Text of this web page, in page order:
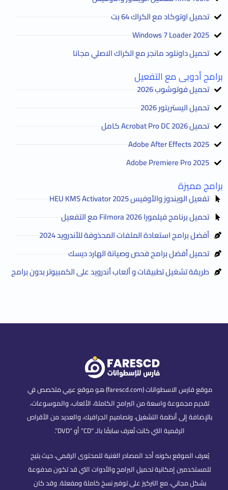
تحميل اوتوكاد مع الكراك 64 بت
2025 Windows 7 Loader
تحميل داونلود مانجر مع الكراك الاصلي مجانا
برامج أدوبى مع التفعيل
تحميل فوتوشوب 2026
تحميل اليستريتور 2026
تحميل Acrobat Pro DC 2026 كامل
Adobe After Effects 2025
Adobe Premiere Pro 2025
برامج مميزة
تفعيل الويندوز والأوفيس HEU KMS Activator 2025
تحميل برنامج فيلمورا Filmora 2026 مع التفعيل
أفضل برامج استعادة الملفات المحذوفة للأندرويد 2024
تحميل أفضل برامج فحص وصيانة الهارد ديسك
طريقة تشغيل تطبيقات و ألعاب أندرويد على الكمبيوتر بدون برامج
موقع فارس الاسطوانات (farescd.com) هو موقع عربي متخصص في
تقديم مجموعة واسعة من البرامج الكاملة، الألعاب، والموسوعات،
بالإضافة إلى أنظمة التشغيل، وتصاميم الجرافيك، والعديد من الأقراص
الرقمية التي كانت تُعرف سابقًا بالـ “CD” أو “DVD”.
يُعرف الموقع بكونه أحد المصادر الغنية للمحتوى الرقمي، حيث يتيح
للمستخدمين إمكانية تحميل البرامج والأدوات التي قد تكون مدفوعة
بشكل مجاني، مع التركيز على توفير نسخ كاملة ومفعلة. وقد كان